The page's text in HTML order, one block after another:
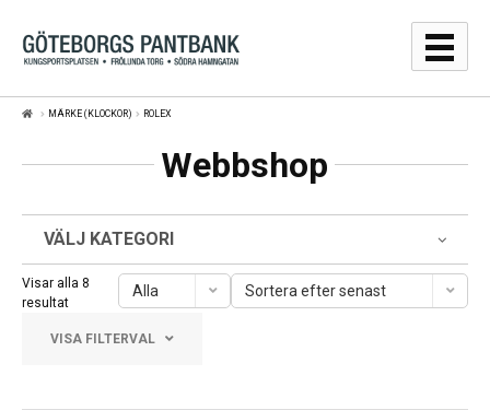
Hoppa
till
navigering
Hoppa
till
innehåll
GULDPRISER
SÄLJA
WEBBSHOP
AUKTIONER
MÄRKE (KLOCKOR) ROLEX
Webbshop
VÄLJ KATEGORI
Visar alla 8
resultatSortera
senaste
Alla Sortera efter senast
VISA FILTERVAL